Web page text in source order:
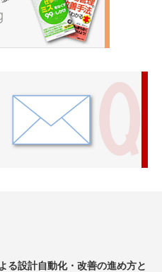
る設計自動化・改善の進め方と